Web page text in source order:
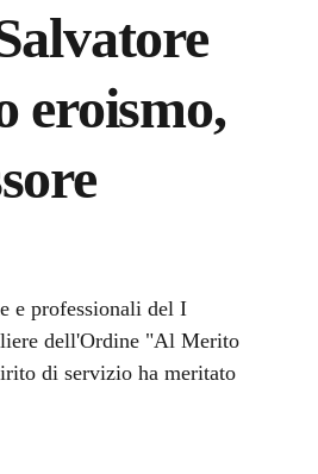
eroismo,
e professionali del I
dell'Ordine "Al Merito
di servizio ha meritato